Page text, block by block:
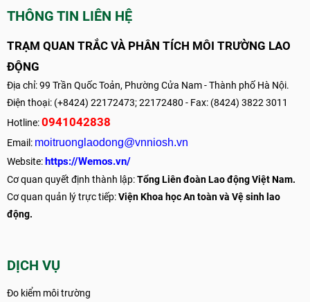
THÔNG TIN LIÊN HỆ
TRẠM QUAN TRẮC VÀ PHÂN TÍCH MÔI TRƯỜNG LAO
ĐỘNG
Địa chỉ: 99 Trần Quốc Toản, Phường Cửa Nam - Thành phố Hà Nội.
Điện thoại: (+8424) 22172473; 22172480 - Fax: (8424) 3822 3011
Hotline:0941042838
Email: moitruonglaodong@vnniosh.vn
Website:https://Wemos.vn/
Cơ quan quyết định thành lập:Tổng Liên đoàn Lao động Việt Nam.
Cơ quan quản lý trực tiếp:Viện Khoa học An toàn và Vệ sinh lao
động.
DỊCH VỤ
Đo kiểm môi trường